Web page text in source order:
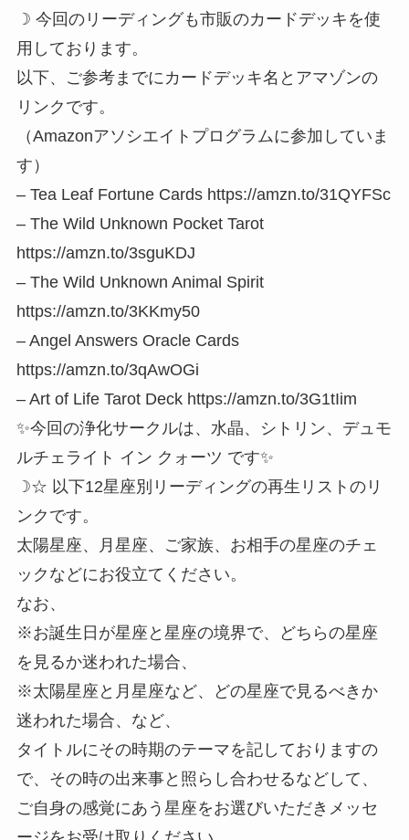
☽ 今回のリーディングも市販のカードデッキを使
用しております。
以下、ご参考までにカードデッキ名とアマゾンの
リンクです。
（Amazonアソシエイトプログラムに参加していま
す）
– Tea Leaf Fortune Cards https://amzn.to/31QYFSc
– The Wild Unknown Pocket Tarot
https://amzn.to/3sguKDJ
– The Wild Unknown Animal Spirit
https://amzn.to/3KKmy50
– Angel Answers Oracle Cards
https://amzn.to/3qAwOGi
– Art of Life Tarot Deck https://amzn.to/3G1tIim
✨今回の浄化サークルは、水晶、シトリン、デュモ
ルチェライト イン クォーツ です✨
☽☆ 以下12星座別リーディングの再生リストのリ
ンクです。
太陽星座、月星座、ご家族、お相手の星座のチェ
ックなどにお役立てください。
なお、
※お誕生日が星座と星座の境界で、どちらの星座
を見るか迷われた場合、
※太陽星座と月星座など、どの星座で見るべきか
迷われた場合、など、
タイトルにその時期のテーマを記しておりますの
で、その時の出来事と照らし合わせるなどして、
ご自身の感覚にあう星座をお選びいただきメッセ